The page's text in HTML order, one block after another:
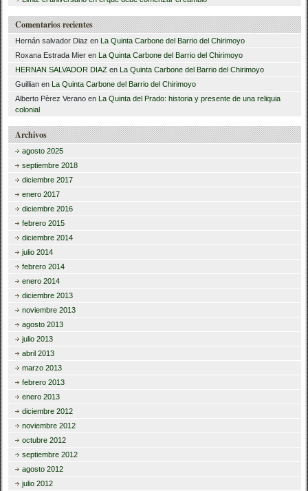
Comentarios recientes
Hernán salvador Diaz en La Quinta Carbone del Barrio del Chirimoyo
Roxana Estrada Mier en La Quinta Carbone del Barrio del Chirimoyo
HERNAN SALVADOR DIAZ en La Quinta Carbone del Barrio del Chirimoyo
Guillian en La Quinta Carbone del Barrio del Chirimoyo
Alberto Pèrez Verano en La Quinta del Prado: historia y presente de una reliquia
colonial
Archivos
agosto 2025
septiembre 2018
diciembre 2017
enero 2017
diciembre 2016
febrero 2015
diciembre 2014
julio 2014
febrero 2014
enero 2014
diciembre 2013
noviembre 2013
agosto 2013
julio 2013
abril 2013
marzo 2013
febrero 2013
enero 2013
diciembre 2012
noviembre 2012
octubre 2012
septiembre 2012
agosto 2012
julio 2012